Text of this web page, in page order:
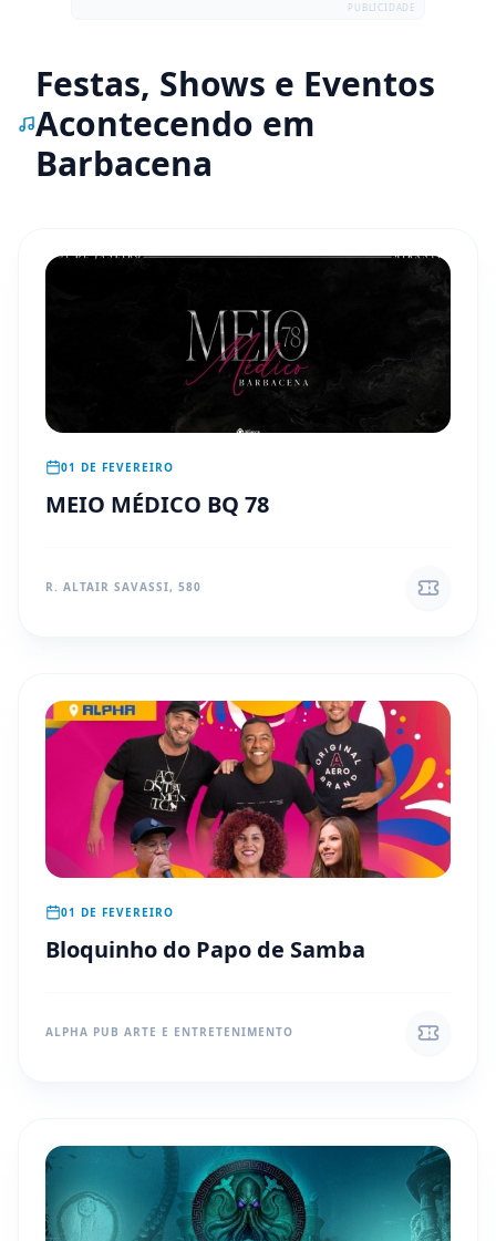
PUBLICIDADE
Festas, Shows e Eventos
Acontecendo em
Barbacena
01 DE FEVEREIRO
MEIO MÉDICO BQ 78
R. ALTAIR SAVASSI, 580
01 DE FEVEREIRO
Bloquinho do Papo de Samba
ALPHA PUB ARTE E ENTRETENIMENTO